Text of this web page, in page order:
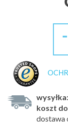
wysyłka:
koszt
dostawa